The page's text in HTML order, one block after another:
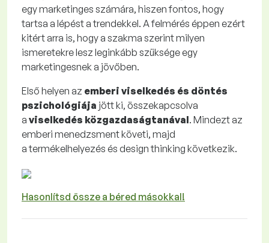
egy marketinges számára, hiszen fontos, hogy
tartsa a lépést a trendekkel. A felmérés éppen ezért
kitért arra is, hogy a szakma szerint milyen
ismeretekre lesz leginkább szüksége egy
marketingesnek a jövőben.
Első helyen az emberi viselkedés és döntés
pszichológiája jött ki, összekapcsolva
a viselkedés közgazdaságtanával. Mindezt az
emberi menedzsment követi, majd
a termékelhelyezés és design thinking következik.
Hasonlítsd össze a béred másokkal!